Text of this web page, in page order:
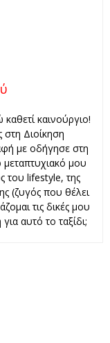
καινούργιο!
Διοίκηση
με οδήγησε στη
μου
του lifestyle, της
(ζυγός που θέλει
τις δικές μου
αυτό το ταξίδι;